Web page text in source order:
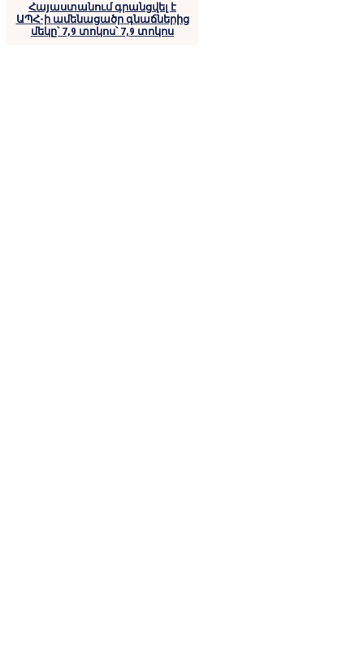
Հայաստանում գրանցվել է
ԱՊՀ-ի ամենացածր գնաճներից
մեկը՝ 7,9 տոկոս՝ 7,9 տոկոս